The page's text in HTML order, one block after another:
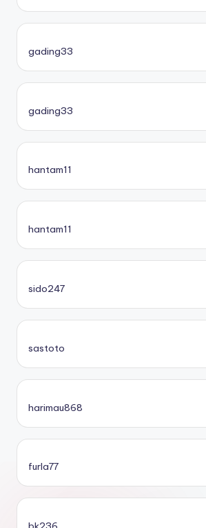
gading33
gading33
hantam11
hantam11
sido247
sastoto
harimau868
furla77